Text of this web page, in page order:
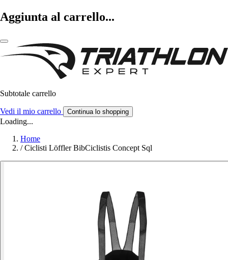
Aggiunta al carrello...
Subtotale carrello
Vedi il mio carrello Continua lo shopping
Loading...
Home
/ Ciclisti Löffler BibCiclistis Concept Sql